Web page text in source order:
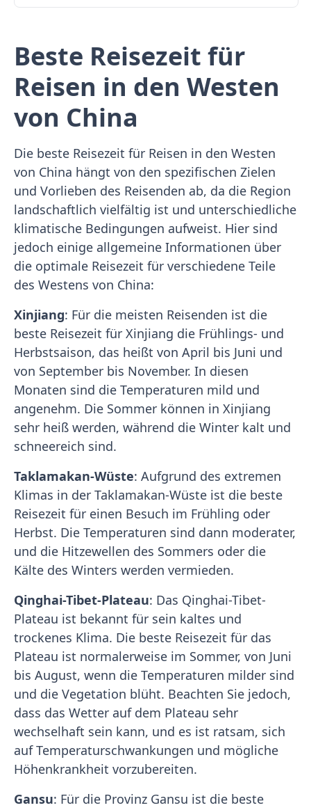
Beste Reisezeit für
Reisen in den Westen
von China
Die beste Reisezeit für Reisen in den Westen
von China hängt von den spezifischen Zielen
und Vorlieben des Reisenden ab, da die Region
landschaftlich vielfältig ist und unterschiedliche
klimatische Bedingungen aufweist. Hier sind
jedoch einige allgemeine Informationen über
die optimale Reisezeit für verschiedene Teile
des Westens von China:
Xinjiang: Für die meisten Reisenden ist die
beste Reisezeit für Xinjiang die Frühlings- und
Herbstsaison, das heißt von April bis Juni und
von September bis November. In diesen
Monaten sind die Temperaturen mild und
angenehm. Die Sommer können in Xinjiang
sehr heiß werden, während die Winter kalt und
schneereich sind.
Taklamakan-Wüste: Aufgrund des extremen
Klimas in der Taklamakan-Wüste ist die beste
Reisezeit für einen Besuch im Frühling oder
Herbst. Die Temperaturen sind dann moderater,
und die Hitzewellen des Sommers oder die
Kälte des Winters werden vermieden.
Qinghai-Tibet-Plateau: Das Qinghai-Tibet-
Plateau ist bekannt für sein kaltes und
trockenes Klima. Die beste Reisezeit für das
Plateau ist normalerweise im Sommer, von Juni
bis August, wenn die Temperaturen milder sind
und die Vegetation blüht. Beachten Sie jedoch,
dass das Wetter auf dem Plateau sehr
wechselhaft sein kann, und es ist ratsam, sich
auf Temperaturschwankungen und mögliche
Höhenkrankheit vorzubereiten.
Gansu: Für die Provinz Gansu ist die beste